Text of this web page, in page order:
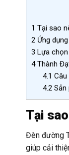
1 Tại sao
2 Ứng
3 Lựa
4Thành
4.1
4.2Sản
Tại
Đèn đường
giúp cải